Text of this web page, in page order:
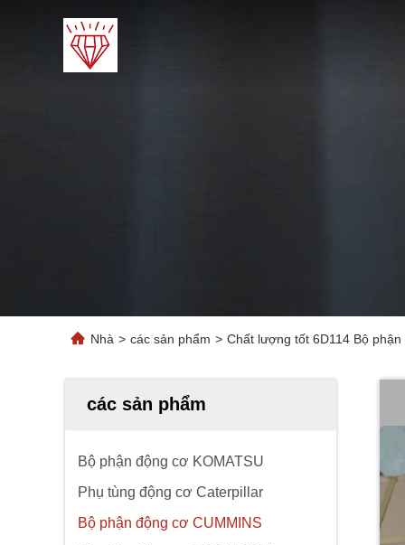
Nhà > các sản phẩm > Chất lượng tốt 6D114 Bộ
các sản phẩm
Bộ phận động cơ KOMATSU
Phụ tùng động cơ Caterpillar
Bộ phận động cơ CUMMINS